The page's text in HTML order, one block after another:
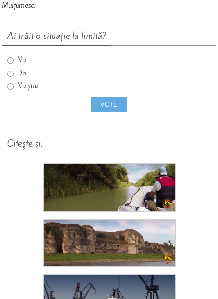
Mulțumesc.
Ai trăit o situație la limită?
Nu
Da
Nu știu
Citeşte și: